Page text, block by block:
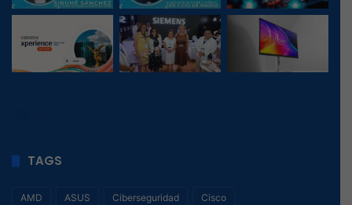
TAGS
AMD ASUS Ciberseguridad Cisco